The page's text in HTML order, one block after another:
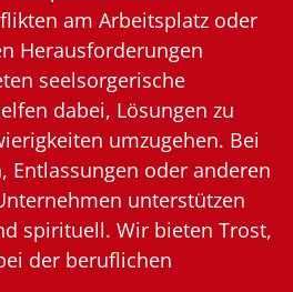
am Arbeitsplatz oder
Herausforderungen
seelsorgerische
dabei, Lösungen zu
umzugehen. Bei
Entlassungen oder anderen
unterstützen
spirituell. Wir bieten Trost,
der beruflichen